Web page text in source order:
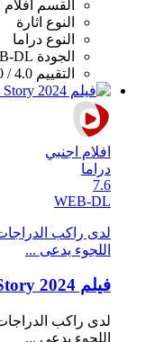
القسم
النوع اثارة
النوع دراما
الجودة DL
التقييم 4.0 / 10
افلام اجنبي
دراما
7.6
WEB-DL
لدى راكب
اللجوء يدعى ...
فيلم Souleymane s Story 2024 مترجم HD
لدى راكب
اللجوء يدعى ...